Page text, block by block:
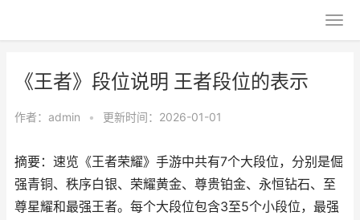
《王者》段位说明 王者段位的表示
作者： admin • 更新时间：2026-01-01
摘要：速览《王者荣耀》手游中共有7个大段位，分别是倔
强青铜、秩序白银、荣耀黄金、尊贵铂金、永恒钻石、至
尊星耀和最强王者。每个大段位包含3至5个小段位，最强